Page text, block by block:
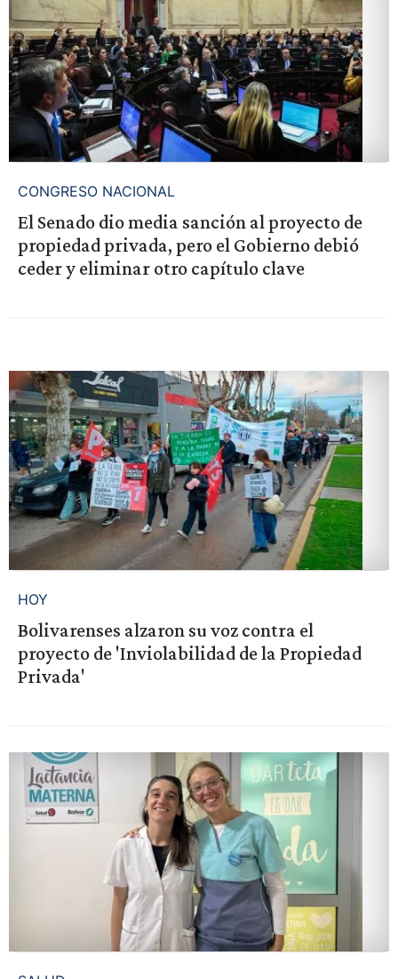
CONGRESO NACIONAL
El Senado dio media sanción al proyecto de
propiedad privada, pero el Gobierno debió
ceder y eliminar otro capítulo clave
HOY
Bolivarenses alzaron su voz contra el
proyecto de 'Inviolabilidad de la Propiedad
Privada'